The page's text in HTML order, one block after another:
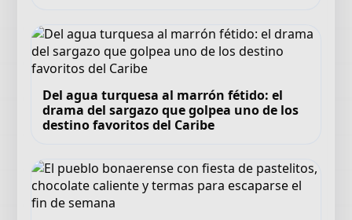
Del agua turquesa al marrón fétido: el
drama del sargazo que golpea uno de los
destino favoritos del Caribe